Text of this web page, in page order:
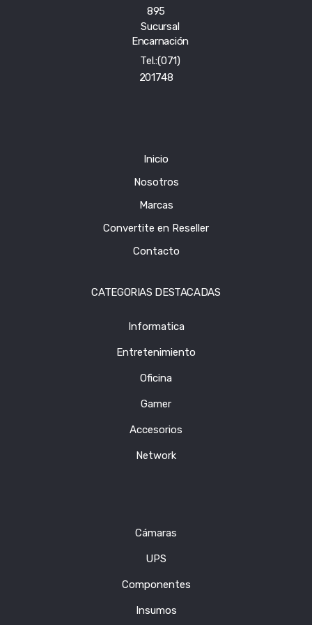
895
Sucursal
Encarnación
Tel.:(071)
201748
Inicio
Nosotros
Marcas
Convertite en Reseller
Contacto
CATEGORIAS DESTACADAS
Informatica
Entretenimiento
Oficina
Gamer
Accesorios
Network
Cámaras
UPS
Componentes
Insumos